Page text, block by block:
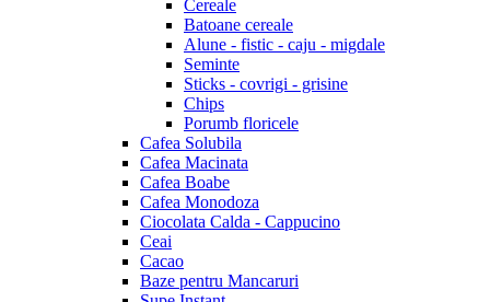
Cereale
Batoane cereale
Alune - fistic - caju - migdale
Seminte
Sticks - covrigi - grisine
Chips
Porumb floricele
Cafea Solubila
Cafea Macinata
Cafea Boabe
Cafea Monodoza
Ciocolata Calda - Cappucino
Ceai
Cacao
Baze pentru Mancaruri